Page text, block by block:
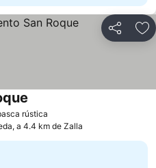
Partilhar
rústica
a 4.4 km de Zalla